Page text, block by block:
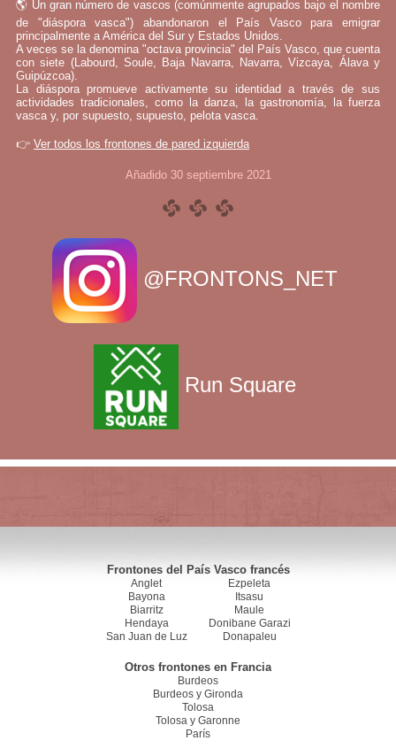
🌎 Un gran número de vascos (comúnmente agrupados bajo el nombre
de "diáspora vasca") abandonaron el País Vasco para emigrar
principalmente a América del Sur y Estados Unidos.
A veces se la denomina "octava provincia" del País Vasco, que cuenta
con siete (Labourd, Soule, Baja Navarra, Navarra, Vizcaya, Álava y
Guipúzcoa).
La diáspora promueve activamente su identidad a través de sus
actividades tradicionales, como la danza, la gastronomía, la fuerza
vasca y, por supuesto, supuesto, pelota vasca.
👉 Ver todos los frontones de pared izquierda
Añadido 30 septiembre 2021
@FRONTONS_NET
Run Square
Frontones del País Vasco francés
Anglet
Bayona
Biarritz
Hendaya
San Juan de Luz
Ezpeleta
Itsasu
Maule
Donibane Garazi
Donapaleu
Otros frontones en Francia
Burdeos
Burdeos y Gironda
Tolosa
Tolosa y Garonne
París